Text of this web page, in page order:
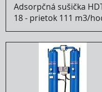
Adsorpčná sušička
18 - prietok 111 m3/